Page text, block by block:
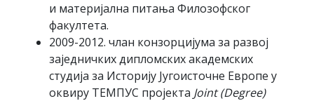
и материјална питања Филозофског
факултета.
2009-2012. члан конзорцијума за развој
заједничких дипломских академских
студија за Историју Југоисточне Европе у
оквиру ТЕМПУС пројекта Joint (Degree)